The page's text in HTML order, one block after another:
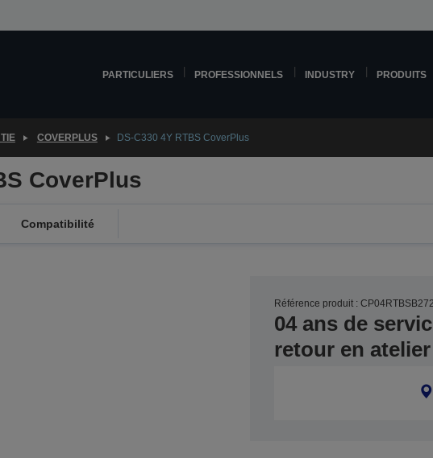
PARTICULIERS PROFESSIONNELS INDUSTRY PRODUITS
COVERPLUS DS-C330 4Y RTBS CoverPlus
CoverPlus
Compatibilité
Référence produit : CP04RTBSB272
04 ans de
retour en